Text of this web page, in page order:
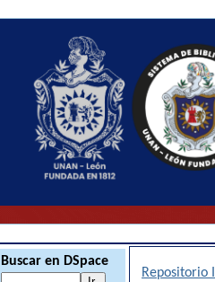
Buscar en DSpace
Repositorio